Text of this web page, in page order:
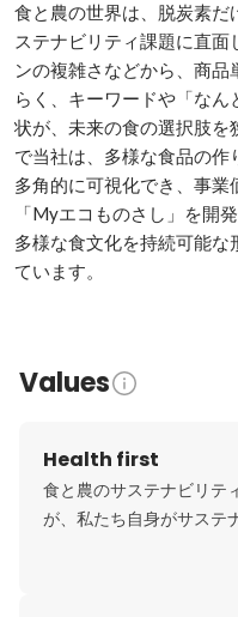
食と農の世界は、脱炭素だ
ステナビリティ課題に直
ンの複雑さなどから、商
らく、キーワードや「な
状が、未来の食の選択肢を
で当社は、多様な食品の作
多角的に可視化でき、事
「Myエコものさし」を開
多様な食文化を持続可能な
ています。
Values
Health first
食と農のサステナビリテ
が、私たち自身がサステ